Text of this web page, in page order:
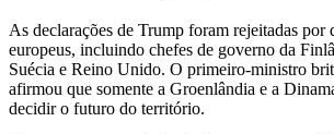
As declarações de Trump foram rejeitadas por
europeus, incluindo chefes de governo da
Suécia e Reino Unido. O primeiro-ministro
afirmou que somente a Groenlândia e a
decidir o futuro do território.